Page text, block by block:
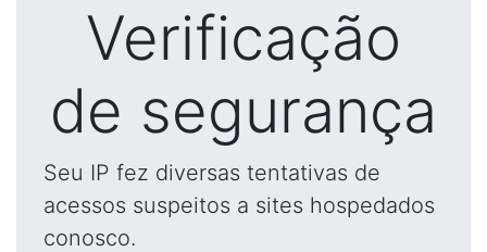
Verificação
de segurança
Seu IP fez diversas tentativas de
acessos suspeitos a sites hospedados
conosco.